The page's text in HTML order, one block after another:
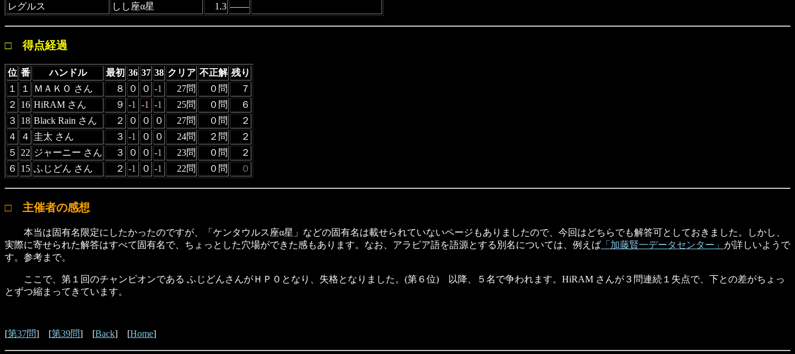
レグルス
しし座α星 1.3 ――
□ 得点経過
位 番 ハンドル 最初 36 37 38 クリア 不正解 残り
１
１ ＭＡＫＯ さん ８ ０ ０ -1 27問 ０問
７
２
16 HiRAM さん ９ -1 -1 -1 25問 ０問
６
３ 18 Black Rain さん ２ ０ ０ ０ 27問 ０問
２
４
４ 圭太 さん ３ -1 ０ ０ 24問 ２問
２
５
22 ジャーニー さん ３ ０ ０ -1 23問 ０問
２
６
15 ふじどん さん ２ -1 ０ -1 22問 ０問 ０
□ 主催者の感想
本当は固有名限定にしたかったのですが、「ケンタウルス座α星」などの固有名は載せられていないページもありましたので、今回はどちらでも解答可としておきました。しかし、
実際に寄せられた解答はすべて固有名で、ちょっとした穴場ができた感もあります。なお、アラビア語を語源とする別名については、例えば 「加藤賢一データセンター」 が詳しいようで
す。参考まで。
ここで、第１回のチャンピオンである ふじどんさんがＨＰ０となり、失格となりました。(第６位) 以降、５名で争われます。HiRAM さんが３問連続１失点で、下との差がちょっ
とずつ縮まってきています。
[第37問] [第39問] [Back] [Home]